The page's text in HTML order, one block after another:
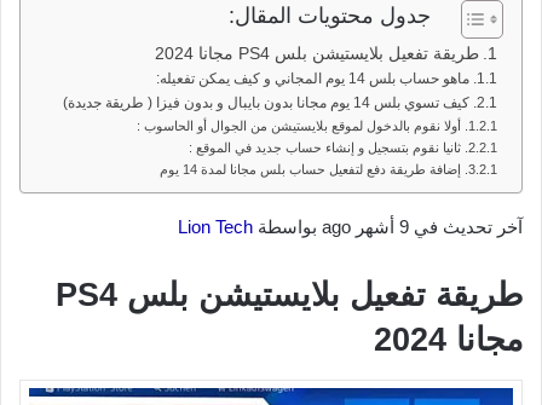
جدول محتويات المقال:
طريقة تفعيل بلايستيشن بلس PS4 مجانا 2024
ماهو حساب بلس 14 يوم المجاني و كيف يمكن تفعيله:
كيف تسوي بلس 14 يوم مجانا بدون بايبال و بدون فيزا ( طريقة جديدة)
أولا نقوم بالدخول لموقع بلايستيشن من الجوال أو الحاسوب :
ثانيا نقوم بتسجيل و إنشاء حساب جديد في الموقع :
إضافة طريقة دفع لتفعيل حساب بلس مجانا لمدة 14 يوم
آخر تحديث في 9 أشهر ago بواسطة Lion Tech
طريقة تفعيل بلايستيشن بلس PS4
مجانا 2024